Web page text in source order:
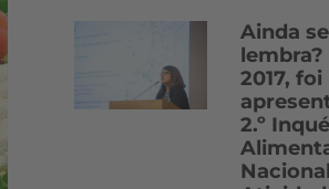
Ainda se
lembra?
2017, foi
2.º